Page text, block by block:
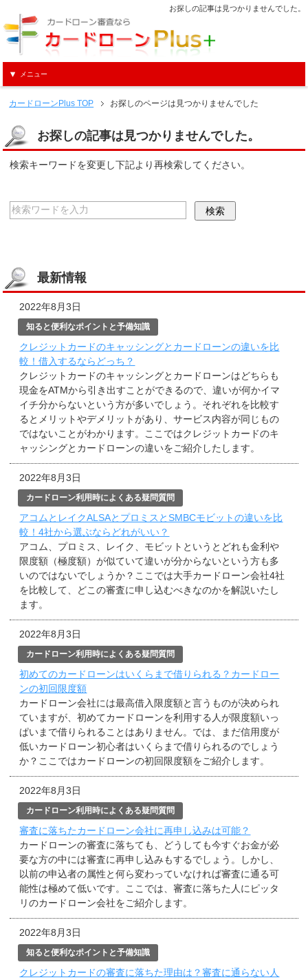
お探しの記事は見つかりませんでした。
メニュー
カードローンPlus TOP お探しのページは見つかりませんでした
お探しの記事は見つかりませんでした。
検索キーワードを変更し下記より再検索してください。
最新情報
2022年8月3日
知ると便利なポイントと予備知識
クレジットカードのキャッシングとカードローンの違いを比
較！借入するならどっち？
クレジットカードのキャッシングとカードローンはどちらも
現金をATMから引き出すことができるので、違いが何かイマ
イチ分からないという方が多いでしょう。それぞれを比較す
るとメリットやデメリットがあり、サービス内容が同じもの
ではないことがわかります。ここではクレジットカードのキ
ャッシングとカードローンの違いをご紹介したします。
2022年8月3日
カードローン利用時によくある疑問質問
アコムとレイクALSAとプロミスとSMBCモビットの違いを比
較！4社から選ぶならどれがいい？
アコム、プロミス、レイク、モビットというとどれも金利や
限度額（極度額）が似ていて違いが分からないという方も多
いのではないでしょうか？ここでは大手カードローン会社4社
を比較して、どこの審査に申し込むべきなのかを解説いたし
ます。
2022年8月3日
カードローン利用時によくある疑問質問
初めてのカードローンはいくらまで借りられる？カードロー
ンの初回限度額
カードローン会社には最高借入限度額と言うものが决められ
ていますが、初めてカードローンを利用する人が限度額いっ
ぱいまで借りられることはありません。では、まだ信用度が
低いカードローン初心者はいくらまで借りられるのでしょう
か？ここではカードローンの初回限度額をご紹介します。
2022年8月3日
カードローン利用時によくある疑問質問
審査に落ちたカードローン会社に再申し込みは可能？
カードローンの審査に落ちても、どうしても今すぐお金が必
要な方の中には審査に再申し込みもするでしょう。しかし、
以前の申込者の属性と何ら変わっていなければ審査に通る可
能性は極めて低いです。ここでは、審査に落ちた人にピッタ
リのカードローン会社をご紹介します。
2022年8月3日
知ると便利なポイントと予備知識
クレジットカードの審査に落ちた理由は？審査に通らない人